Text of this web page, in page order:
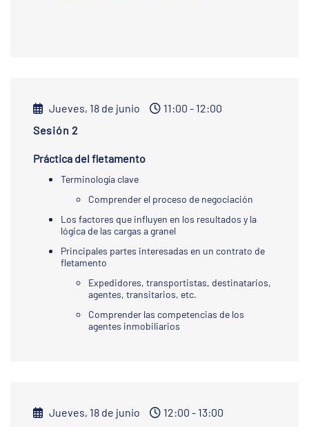
Jueves, 18 de junio
11:00 - 12:00
Sesión 2
Práctica del fletamento
Terminología clave
Comprender el proceso de negociación
Los factores que influyen en los resultados y la
lógica de las cargas a granel
Principales partes interesadas en un contrato de
fletamento
Expedidores, transportistas, destinatarios,
agentes, transitarios, etc.
Comprender las competencias de los
agentes inmobiliarios
Jueves, 18 de junio
12:00 - 13:00